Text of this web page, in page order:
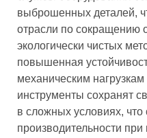
выброшенных деталей,
отрасли по сокращению
экологически чистых
повышенная
механическим нагрузкам
инструменты сохранят
в сложных условиях,
производительности при